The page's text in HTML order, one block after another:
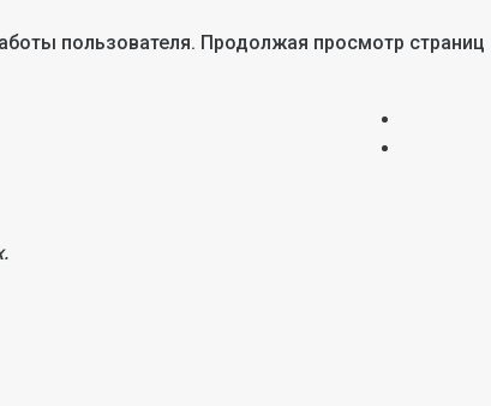
пользователя. Продолжая просмотр